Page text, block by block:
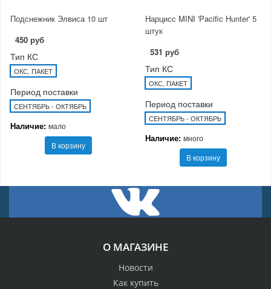
Подснежник Элвиса 10 шт
450 руб
Тип КС
ОКС, ПАКЕТ
Период поставки
СЕНТЯБРЬ - ОКТЯБРЬ
Наличие: мало
В корзину
Нарцисс MINI 'Pacific Hunter' 5
штук
531 руб
Тип КС
ОКС, ПАКЕТ
Период поставки
СЕНТЯБРЬ - ОКТЯБРЬ
Наличие: много
В корзину
О МАГАЗИНЕ
Новости
Как купить